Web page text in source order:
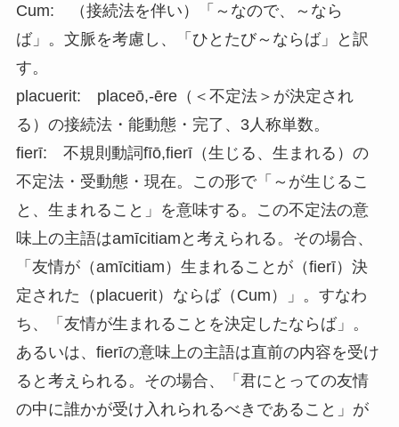
Cum: （接続法を伴い）「～なので、～なら
ば」。文脈を考慮し、「ひとたび～ならば」と訳
す。
placuerit: placeō,-ēre（＜不定法＞が決定され
る）の接続法・能動態・完了、3人称単数。
fierī: 不規則動詞fīō,fierī（生じる、生まれる）の
不定法・受動態・現在。この形で「～が生じるこ
と、生まれること」を意味する。この不定法の意
味上の主語はamīcitiamと考えられる。その場合、
「友情が（amīcitiam）生まれることが（fierī）決
定された（placuerit）ならば（Cum）」。すなわ
ち、「友情が生まれることを決定したならば」。
あるいは、fierīの意味上の主語は直前の内容を受け
ると考えられる。その場合、「君にとっての友情
の中に誰かが受け入れられるべきであること」が